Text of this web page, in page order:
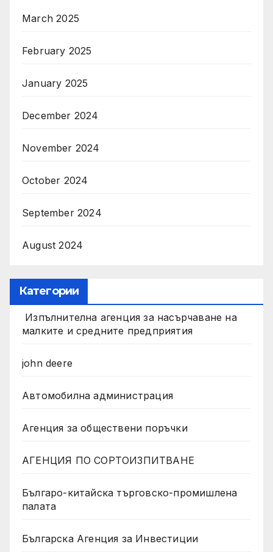
March 2025
February 2025
January 2025
December 2024
November 2024
October 2024
September 2024
August 2024
Категории
Изпълнителна агенция за насърчаване на
малките и средните предприятия
john deere
Автомобилна администрация
Агенция за обществени поръчки
АГЕНЦИЯ ПО СОРТОИЗПИТВАНЕ
Българо-китайска търговско-промишлена
палата
Българска Агенция за Инвестиции